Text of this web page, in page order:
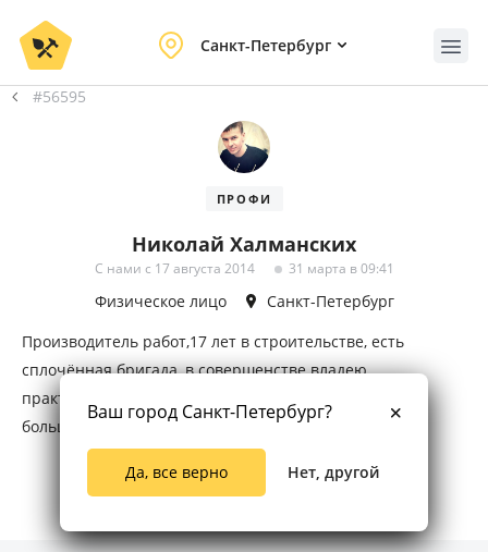
Санкт-Петербург
#56595
ПРОФИ
Николай Халманских
С нами с 17 августа 2014 31 марта в 09:41
Физическое лицо
Санкт-Петербург
Производитель работ,17 лет в строительстве, есть
сплочённая бригада, в совершенстве владею
практически всеми направлениями в строительстве,
большой практический и теоретический опыт.
Ваш город Санкт-Петербург?
Да, все верно Нет, другой